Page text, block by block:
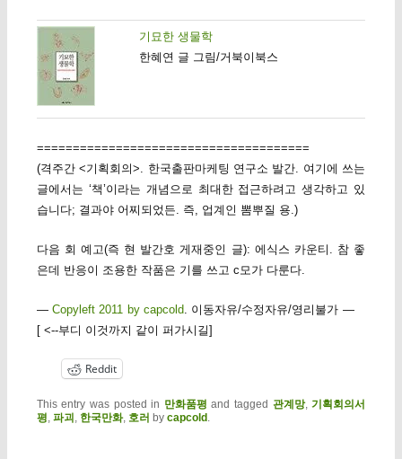
기묘한 생물학
한혜연 글 그림/거북이북스
======================================
(격주간 <기획회의>. 한국출판마케팅 연구소 발간. 여기에 쓰는
글에서는 ‘책’이라는 개념으로 최대한 접근하려고 생각하고 있
습니다; 결과야 어찌되었든. 즉, 업계인 뽐뿌질 용.)
다음 회 예고(즉 현 발간호 게재중인 글): 에식스 카운티. 참 좋
은데 반응이 조용한 작품은 기를 쓰고 c모가 다룬다.
— Copyleft 2011 by capcold. 이동자유/수정자유/영리불가 —
[ <--부디 이것까지 같이 퍼가시길]
Reddit
This entry was posted in 만화품평 and tagged 관계망,기획회의서
평, 파괴 , 한국만화, 호러 by capcold .